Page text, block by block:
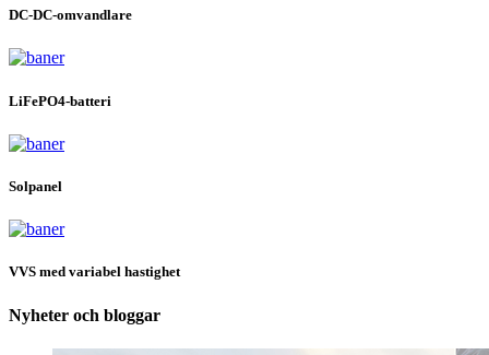
DC-DC-omvandlare
LiFePO4-batteri
Solpanel
VVS med variabel hastighet
Nyheter och bloggar